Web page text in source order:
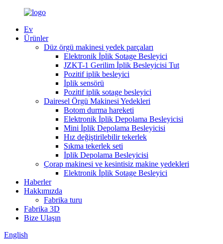
Ev
Ürünler
Düz örgü makinesi yedek parçaları
Elektronik İplik Sotage Besleyici
JZKT-1 Gerilim İplik Besleyicisi Tut
Pozitif iplik besleyici
İplik sensörü
Pozitif iplik sotage besleyici
Dairesel Örgü Makinesi Yedekleri
Botom durma hareketi
Elektronik İplik Depolama Besleyicisi
Mini İplik Depolama Besleyicisi
Hız değiştirilebilir tekerlek
Sıkma tekerlek seti
İplik Depolama Besleyicisi
Çorap makinesi ve kesintisiz makine yedekleri
Elektronik İplik Sotage Besleyici
Haberler
Hakkımızda
Fabrika turu
Fabrika 3D
Bize Ulaşın
English